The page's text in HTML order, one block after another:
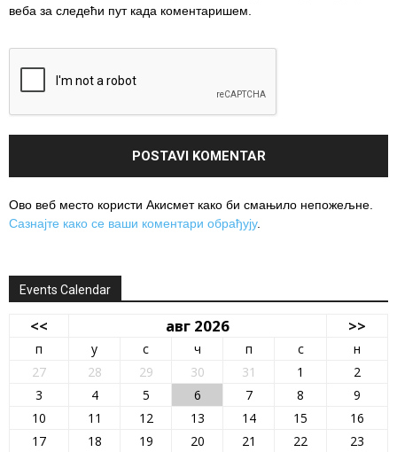
веба за следећи пут када коментаришем.
Ово веб место користи Акисмет како би смањило непожељне.
Сазнајте како се ваши коментари обрађују.
Events Calendar
<< авг 2026 >>
п у с ч п с
н
27
28 29 30 31 1
2
3
4 5 6 7 8
9
10
11 12 13 14 15
16
17
18 19 20 21 22 23